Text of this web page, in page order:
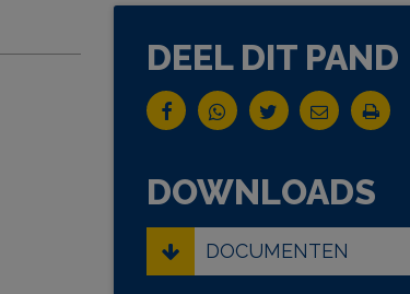
DEEL DIT PAND
DOWNLOADS
DOCUMENTEN